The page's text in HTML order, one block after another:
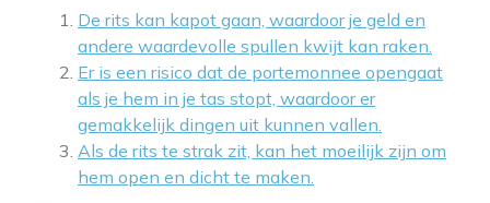
De rits kan kapot gaan, waardoor je geld en
andere waardevolle spullen kwijt kan raken.
Er is een risico dat de portemonnee opengaat
als je hem in je tas stopt, waardoor er
gemakkelijk dingen uit kunnen vallen.
Als de rits te strak zit, kan het moeilijk zijn om
hem open en dicht te maken.